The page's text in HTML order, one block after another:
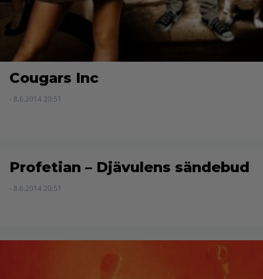
Cougars Inc
- 8.6.2014 20:51
Profetian – Djävulens sändebud
- 8.6.2014 20:51